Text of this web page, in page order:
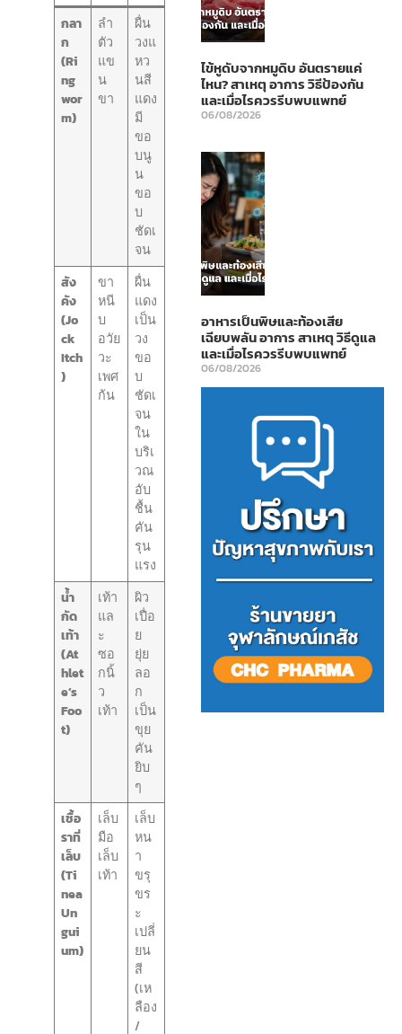
กลา
ก
(Ri
ng
wor
m)
ลำ
ตัว
แข
น
ขา
ผื่น
วงแ
หว
นสี
แดง
มี
ขอ
บนู
น
ขอ
บ
ชัดเ
จน
สัง
คัง
(Jo
ck
Itch
)
ขา
หนี
บ
อวัย
วะ
เพศ
ก้น
ผื่น
แดง
เป็น
วง
ขอ
บ
ชัดเ
จน
ใน
บริเ
วณ
อับ
ชื้น
คัน
รุน
แรง
น้ำ
กัด
เท้า
(At
hlet
e’s
Foo
t)
เท้า
แล
ะ
ซอ
กนิ้
ว
เท้า
ผิว
เปื่อ
ย
ยุ่ย
ลอ
ก
เป็น
ขุย
คัน
ยิบ
ๆ
เชื้อ
ราที่
เล็บ
(Ti
nea
Un
gui
um)
เล็บ
มือ
เล็บ
เท้า
เล็บ
หน
า
ขรุ
ขร
ะ
เปลี่
ยน
สี
(เห
ลือง
/
ไข้หูดับจากหมูดิบ อันตรายแค่
ไหน? สาเหตุ อาการ วิธีป้องกัน
และเมื่อไรควรรีบพบแพทย์
06/08/2026
อาหารเป็นพิษและท้องเสีย
เฉียบพลัน อาการ สาเหตุ วิธีดูแล
และเมื่อไรควรรีบพบแพทย์
06/08/2026